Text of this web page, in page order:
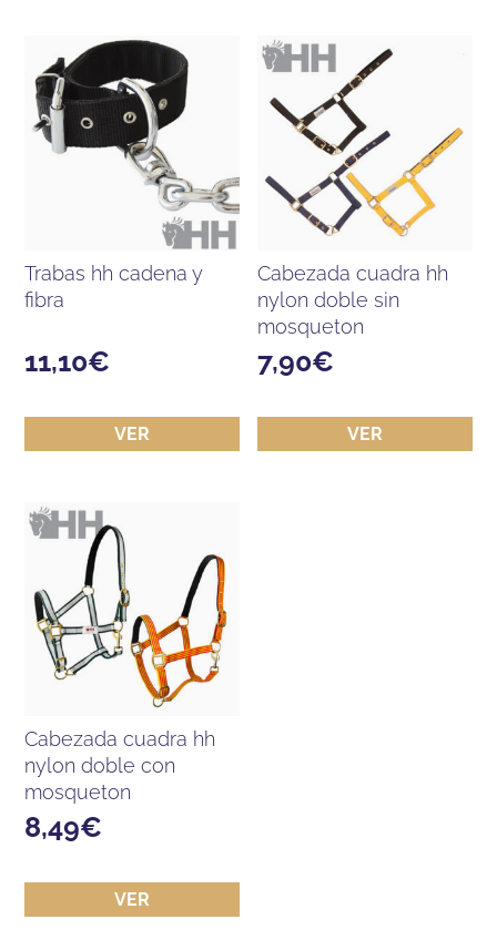
trabas hh cadena y
fibra
11,10€
VER
cabezada cuadra hh
nylon doble sin
mosqueton
7,90€
VER
cabezada cuadra hh
nylon doble con
mosqueton
8,49€
VER